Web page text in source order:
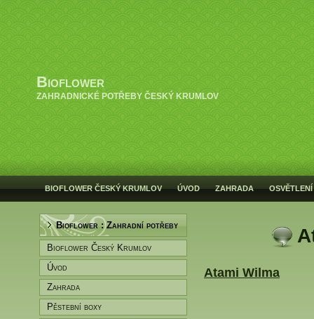
Bioflower
ZAHRADNICKÉ POTŘEBY ČESKÝ KRUMLOV
BIOFLOWER ČESKÝ KRUMLOV ÚVOD ZAHRADA OSVĚTLENÍ
Bioflower : Zahradní potřeby
Bioflower Český Krumlov
Úvod
Zahrada
Pěstební boxy
Atami Wilma